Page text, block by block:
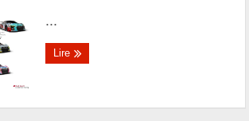
...
Lire